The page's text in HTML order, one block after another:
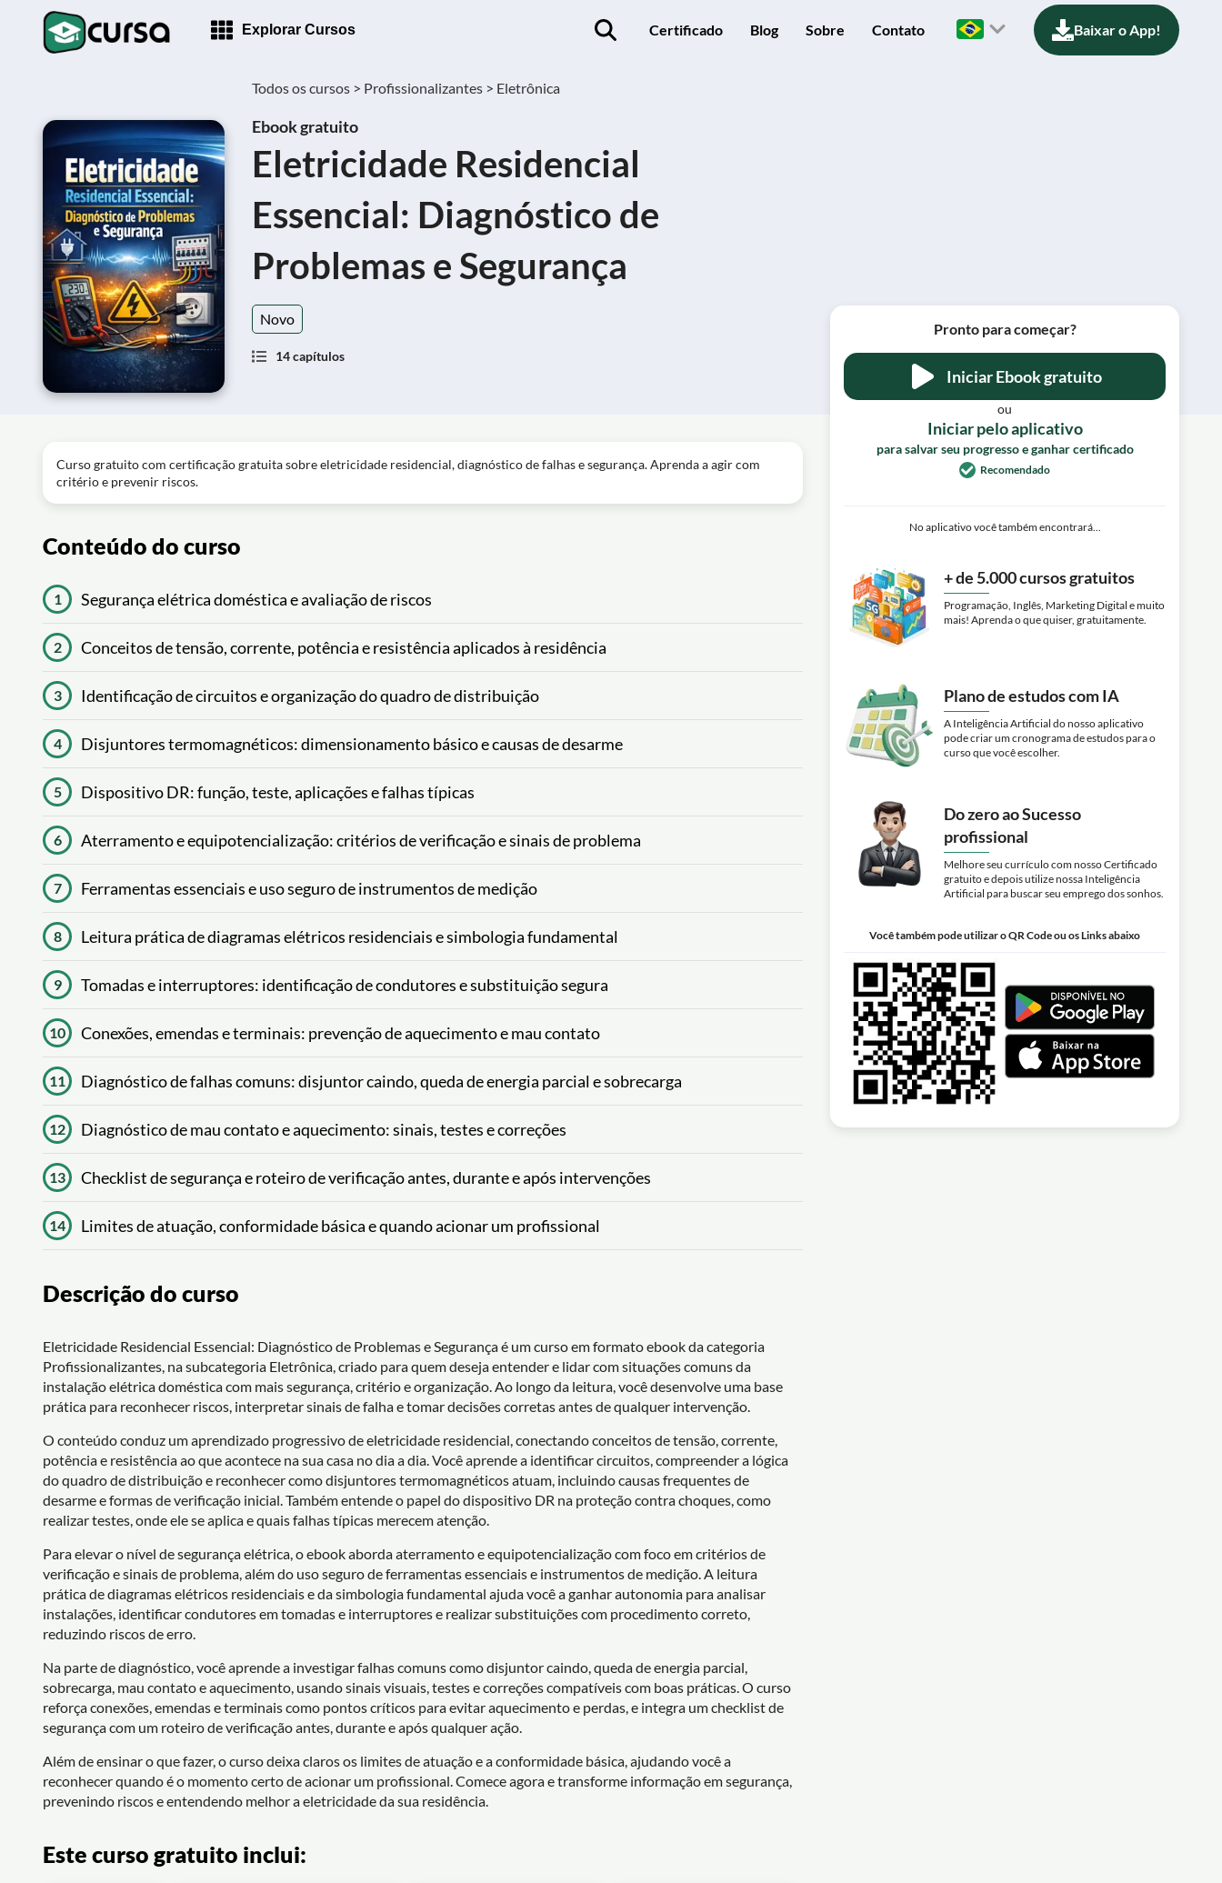
Explorar Cursos Certificado Blog Sobre Contato Baixar o App!
Todos os cursos > Profissionalizantes > Eletrônica
Ebook gratuito
Eletricidade Residencial
Essencial: Diagnóstico de
Problemas e Segurança
Novo
14 capítulos
Curso gratuito com certificação gratuita sobre eletricidade residencial, diagnóstico de falhas e segurança. Aprenda a agir com
critério e prevenir riscos.
Conteúdo do curso
1 Segurança elétrica doméstica e avaliação de riscos
2 Conceitos de tensão, corrente, potência e resistência aplicados à residência
3 Identificação de circuitos e organização do quadro de distribuição
4 Disjuntores termomagnéticos: dimensionamento básico e causas de desarme
5 Dispositivo DR: função, teste, aplicações e falhas típicas
6 Aterramento e equipotencialização: critérios de verificação e sinais de problema
7 Ferramentas essenciais e uso seguro de instrumentos de medição
8 Leitura prática de diagramas elétricos residenciais e simbologia fundamental
9 Tomadas e interruptores: identificação de condutores e substituição segura
10 Conexões, emendas e terminais: prevenção de aquecimento e mau contato
11 Diagnóstico de falhas comuns: disjuntor caindo, queda de energia parcial e sobrecarga
12 Diagnóstico de mau contato e aquecimento: sinais, testes e correções
13 Checklist de segurança e roteiro de verificação antes, durante e após intervenções
14 Limites de atuação, conformidade básica e quando acionar um profissional
Descrição do curso
Eletricidade Residencial Essencial: Diagnóstico de Problemas e Segurança é um curso em formato ebook da categoria
Profissionalizantes, na subcategoria Eletrônica, criado para quem deseja entender e lidar com situações comuns da
instalação elétrica doméstica com mais segurança, critério e organização. Ao longo da leitura, você desenvolve uma base
prática para reconhecer riscos, interpretar sinais de falha e tomar decisões corretas antes de qualquer intervenção.
O conteúdo conduz um aprendizado progressivo de eletricidade residencial, conectando conceitos de tensão, corrente,
potência e resistência ao que acontece na sua casa no dia a dia. Você aprende a identificar circuitos, compreender a lógica
do quadro de distribuição e reconhecer como disjuntores termomagnéticos atuam, incluindo causas frequentes de
desarme e formas de verificação inicial. Também entende o papel do dispositivo DR na proteção contra choques, como
realizar testes, onde ele se aplica e quais falhas típicas merecem atenção.
Para elevar o nível de segurança elétrica, o ebook aborda aterramento e equipotencialização com foco em critérios de
verificação e sinais de problema, além do uso seguro de ferramentas essenciais e instrumentos de medição. A leitura
prática de diagramas elétricos residenciais e da simbologia fundamental ajuda você a ganhar autonomia para analisar
instalações, identificar condutores em tomadas e interruptores e realizar substituições com procedimento correto,
reduzindo riscos de erro.
Na parte de diagnóstico, você aprende a investigar falhas comuns como disjuntor caindo, queda de energia parcial,
sobrecarga, mau contato e aquecimento, usando sinais visuais, testes e correções compatíveis com boas práticas. O curso
reforça conexões, emendas e terminais como pontos críticos para evitar aquecimento e perdas, e integra um checklist de
segurança com um roteiro de verificação antes, durante e após qualquer ação.
Além de ensinar o que fazer, o curso deixa claros os limites de atuação e a conformidade básica, ajudando você a
reconhecer quando é o momento certo de acionar um profissional. Comece agora e transforme informação em segurança,
prevenindo riscos e entendendo melhor a eletricidade da sua residência.
Este curso gratuito inclui:
Pronto para começar?
Iniciar Ebook gratuito
ou
Iniciar pelo aplicativo
para salvar seu progresso e ganhar certificado
Recomendado
No aplicativo você também encontrará...
+ de 5.000 cursos gratuitos
Programação, Inglês, Marketing Digital e muito
mais! Aprenda o que quiser, gratuitamente.
Plano de estudos com IA
A Inteligência Artificial do nosso aplicativo
pode criar um cronograma de estudos para o
curso que você escolher.
Do zero ao Sucesso
profissional
Melhore seu currículo com nosso Certificado
gratuito e depois utilize nossa Inteligência
Artificial para buscar seu emprego dos sonhos.
Você também pode utilizar o QR Code ou os Links abaixo